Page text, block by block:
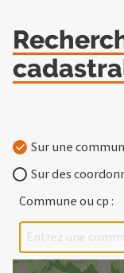
Sur une
Sur des
Commune ou cp :